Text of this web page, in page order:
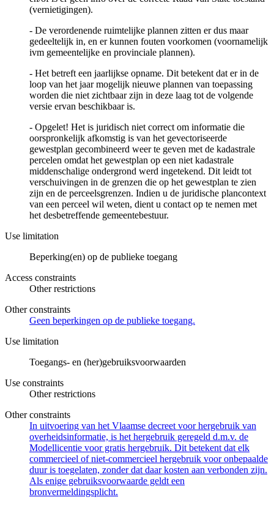
(vernietigingen).
- De verordenende ruimtelijke plannen zitten er dus maar
gedeeltelijk in, en er kunnen fouten voorkomen (voornamelijk
ivm gemeentelijke en provinciale plannen).
- Het betreft een jaarlijkse opname. Dit betekent dat er in de
loop van het jaar mogelijk nieuwe plannen van toepassing
worden die niet zichtbaar zijn in deze laag tot de volgende
versie ervan beschikbaar is.
- Opgelet! Het is juridisch niet correct om informatie die
oorspronkelijk afkomstig is van het gevectoriseerde
gewestplan gecombineerd weer te geven met de kadastrale
percelen omdat het gewestplan op een niet kadastrale
middenschalige ondergrond werd ingetekend. Dit leidt tot
verschuivingen in de grenzen die op het gewestplan te zien
zijn en de perceelsgrenzen. Indien u de juridische plancontext
van een perceel wil weten, dient u contact op te nemen met
het desbetreffende gemeentebestuur.
Use limitation
Beperking(en) op de publieke toegang
Access constraints
Other restrictions
Other constraints
Geen beperkingen op de publieke toegang.
Use limitation
Toegangs- en (her)gebruiksvoorwaarden
Use constraints
Other restrictions
Other constraints
In uitvoering van het Vlaamse decreet voor hergebruik van
overheidsinformatie, is het hergebruik geregeld d.m.v. de
Modellicentie voor gratis hergebruik. Dit betekent dat elk
commercieel of niet-commercieel hergebruik voor onbepaalde
duur is toegelaten, zonder dat daar kosten aan verbonden zijn.
Als enige gebruiksvoorwaarde geldt een
bronvermeldingsplicht.